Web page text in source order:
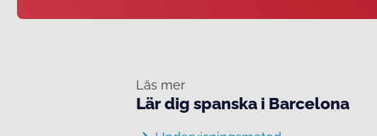
Läs mer
Lär dig spanska i Barcelona